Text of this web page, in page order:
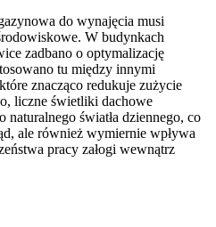
do wynajęcia musi
W budynkach
zadbano o optymalizację
tu między innymi
znacząco redukuje zużycie
liczne świetliki dachowe
naturalnego światła dziennego, co
ale również wymiernie wpływa
pracy załogi wewnątrz